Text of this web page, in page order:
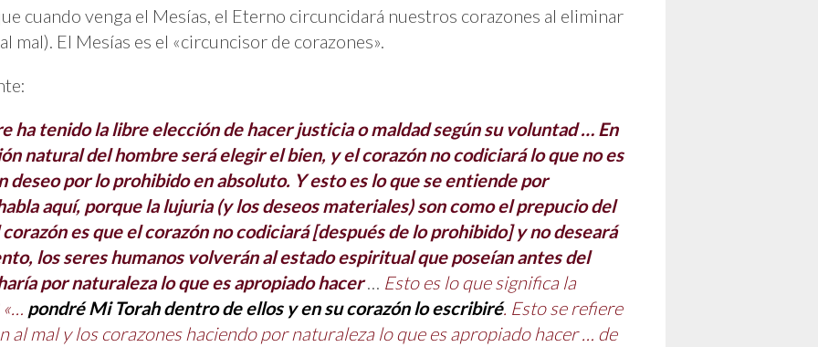
cuando venga el Mesías, el Eterno circuncidará nuestros corazones al eliminar
mal). El Mesías es el «circuncisor de corazones».
ha tenido la libre elección de hacer justicia o maldad según su voluntad … En
natural del hombre será elegir el bien, y el corazón no codiciará lo que no es
deseo por lo prohibido en absoluto. Y esto es lo que se entiende por
aquí, porque la lujuria (y los deseos materiales) son como el prepucio del
es que el corazón no codiciará [después de lo prohibido] y no deseará
los seres humanos volverán al estado espiritual que poseían antes del
por naturaleza lo que es apropiado hacer… Esto es lo que significa la
pondré Mi Torah dentro de ellos y en su corazón lo escribiré. Esto se refiere
al mal y los corazones haciendo por naturaleza lo que es apropiado hacer … de